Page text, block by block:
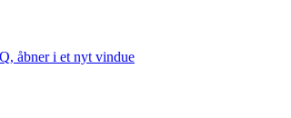
åbner i et nyt vindue